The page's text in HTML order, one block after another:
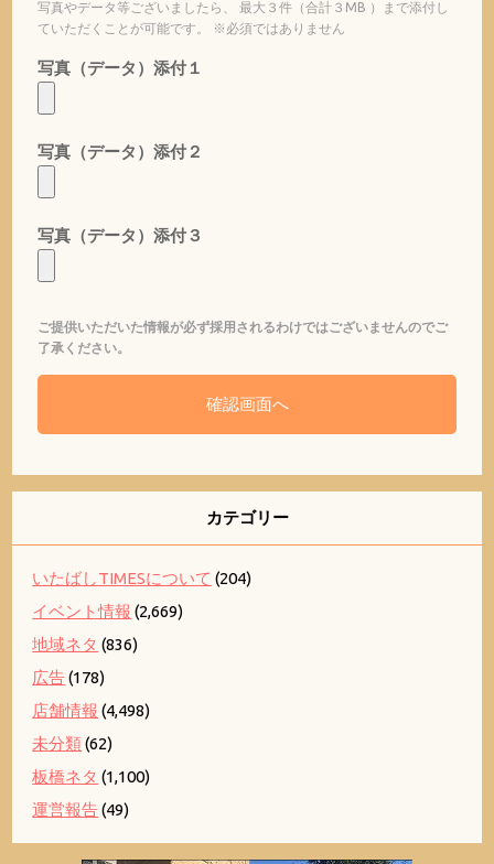
写真やデータ等ございましたら、 最大３件（合計３MB ）まで添付し
ていただくことが可能です。 ※必須ではありません
写真（データ）添付１
写真（データ）添付２
写真（データ）添付３
ご提供いただいた情報が必ず採用されるわけではございませんのでご
了承ください。
カテゴリー
いたばしTIMESについて (204)
イベント情報 (2,669)
地域ネタ (836)
広告(178)
店舗情報 (4,498)
未分類(62)
板橋ネタ (1,100)
運営報告(49)